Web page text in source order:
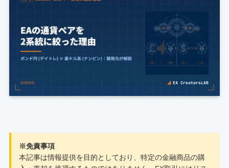
※免責事項
本記事は情報提供を目的としており、特定の金融商品の購